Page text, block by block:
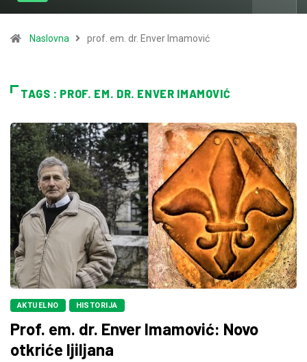
Naslovna prof. em. dr. Enver Imamović
TAGS : PROF. EM. DR. ENVER IMAMOVIĆ
AKTUELNO HISTORIJA
Prof. em. dr. Enver Imamović: Novo
otkriće ljiljana